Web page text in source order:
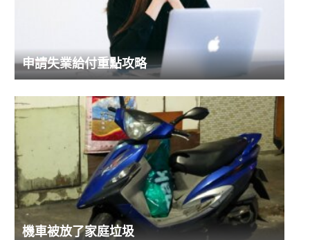
申請失業給付重點攻略
機車被放了家庭垃圾